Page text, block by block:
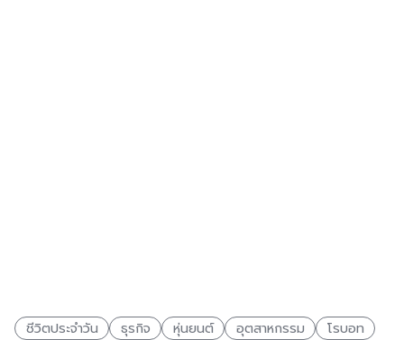
ชีวิตประจำวัน ธุรกิจ หุ่นยนต์ อุตสาหกรรม โรบอท